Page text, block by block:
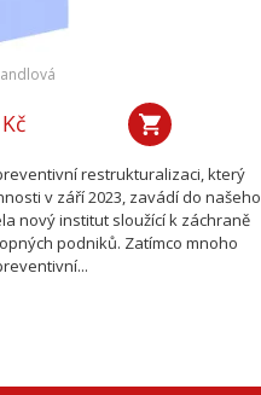
restrukturalizaci, který
v září 2023, zavádí do našeho
nový institut sloužící k záchraně
podniků. Zatímco mnoho